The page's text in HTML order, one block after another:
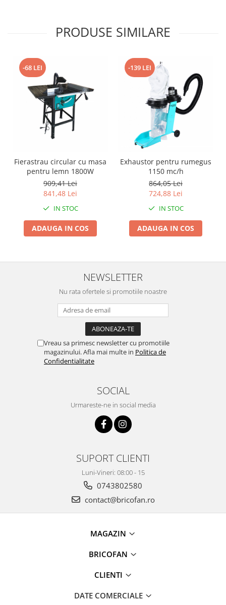
Plite & aragaze
Iluminat & electrice
Becuri
Coliere plastic
Conectori/doze
Corpuri de iluminat
Lampi solare
Proiectoare & lampi de lucru
Veioze si Lampi
Cantare Corporale
Aparate de spalat cu presiune si
accesorii
presiune
Aparate de spalat cu presiune
Instalatii sanitare
Articole si accesorii pentru baie
Baterii cada
Baterii electrice
Echipamente pt incalzire
Paturi electrice cu incalzire
Kit-uri siguranta auto
PRODUSE SIMILARE
-68 LEI
Fierastrau circular cu masa
pentru lemn 1800W
909,41 Lei
841,48 Lei
IN STOC
ADAUGA IN COS
-139 LEI
Exhaustor pentru rumegus
1150 mc/h
864,05 Lei
724,88 Lei
IN STOC
ADAUGA IN COS
NEWSLETTER
Nu rata ofertele si promotiile noastre
Vreau sa primesc newsletter cu promotiile
magazinului. Afla mai multe in Politica de
Confidentialitate
SOCIAL
Urmareste-ne in social media
SUPORT CLIENTI
Luni-Vineri: 08:00 - 15
0743802580
contact@bricofan.ro
MAGAZIN
BRICOFAN
CLIENTI
DATE COMERCIALE